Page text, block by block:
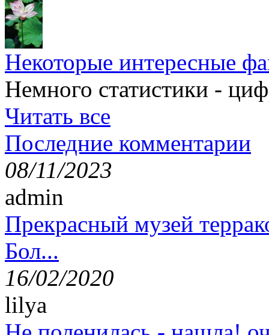
Некоторые интересные
Немного статистики -
Читать все
Последние комментарии
08/11/2023
admin
Прекрасный музей
Бол...
16/02/2020
lilya